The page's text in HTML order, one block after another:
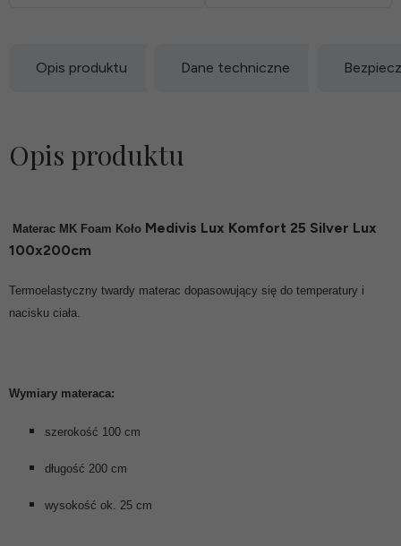
Opis produktu Dane techniczne
Opis produktu
Materac MK Foam Koło Medivis Lux Komfort 25 Silver Lux
100x200cm
Termoelastyczny twardy materac dopasowujący się do temperatury i
nacisku ciała.
Wymiary materaca:
szerokość 100 cm
długość 200 cm
wysokość ok. 25 cm